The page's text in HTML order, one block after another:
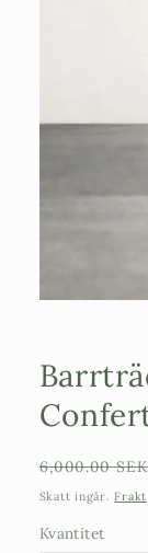
modalfönster
Ordinarie
pris
6,000.00 SEK
Skatt ingår. Frakt
Kvantitet